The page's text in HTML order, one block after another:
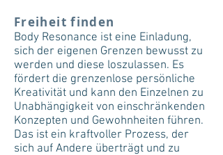
Freiheit finden
Body Resonance ist eine Einladung,
sich der eigenen Grenzen bewusst zu
werden und diese loszulassen. Es
fördert die grenzenlose persönliche
Kreativität und kann den Einzelnen zu
Unabhängigkeit von einschränkenden
Konzepten und Gewohnheiten führen.
Das ist ein kraftvoller Prozess, der
sich auf Andere überträgt und zu